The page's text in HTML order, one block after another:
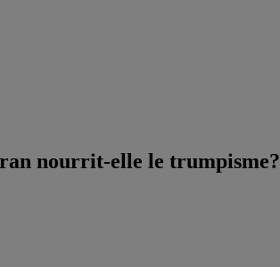
nourrit-elle le trumpisme?